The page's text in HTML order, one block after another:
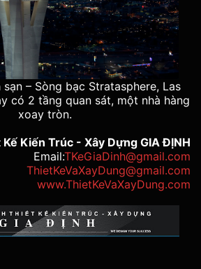
– Sòng bạc Stratasphere, Las
có 2 tầng quan sát, một nhà hàng
xoay tròn.
Kiến Trúc - Xây Dựng GIA ĐỊNH
Email:TKeGiaDinh@gmail.com
ThietKeVaXayDung@gmail.com
www.ThietKeVaXayDung.com